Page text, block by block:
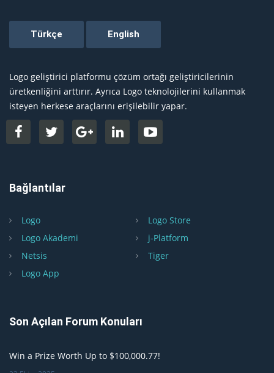
Logo geliştirici platformu çözüm ortağı geliştiricilerinin
üretkenliğini arttırır. Ayrıca Logo teknolojilerini kullanmak
isteyen herkese araçlarını erişilebilir yapar.
Bağlantılar
Logo
Logo Store
Logo Akademi
j-Platform
Netsis
Tiger
Logo App
Son Açılan Forum Konuları
Win a Prize Worth Up to $100,000.77!